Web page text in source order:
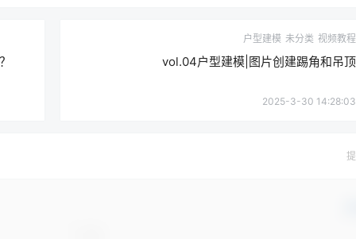
户型建模 未分类 视频教程
vol.04户型建模|图片创建踢角和吊顶
2025-3-30 14:28:03